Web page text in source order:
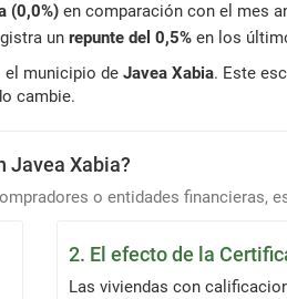
(0,0%) en comparación con el mes
un repunte del 0,5% en los
el municipio de Javea Xabia. Este
cambie.
Javea Xabia?
o entidades financieras,
2. El efecto de la
Las viviendas con calificaciones eficientes (A, B o C) están